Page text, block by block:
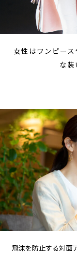
女性はワンピー
な装
飛沫を防止する対面